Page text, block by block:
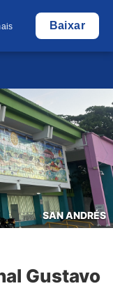
Baixar
SAN ANDRÉS
Gustavo